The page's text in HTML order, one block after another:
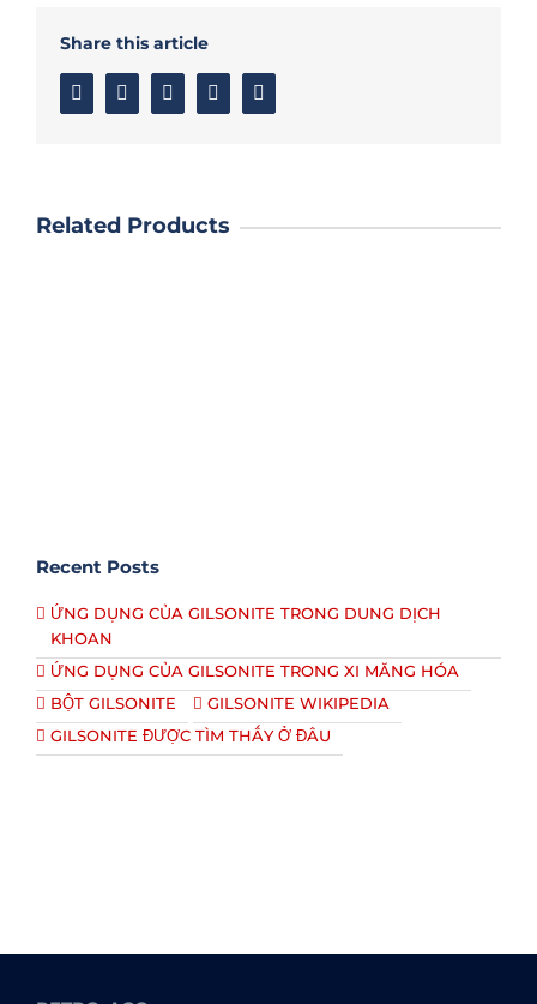
Share this article
FacebookTwitter LinkedinGoogle+
Related Products
Recent Posts
ỨNG DỤNG CỦA GILSONITE TRONG DUNG DỊCH
KHOAN
ỨNG DỤNG CỦA GILSONITE TRONG XI MĂNG HÓA
BỘT GILSONITE
GILSONITE WIKIPEDIA
GILSONITE ĐƯỢC TÌM THẤY Ở ĐÂU